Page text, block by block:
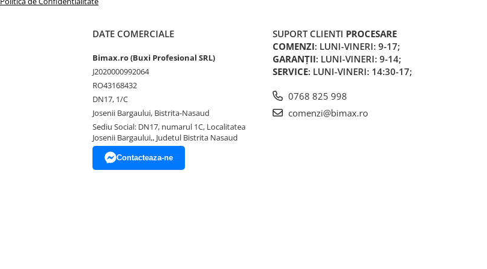
DATE COMERCIALE
Bimax.ro (Buxi Profesional SRL)
J2020000992064
RO43168432
DN17, 1/C
Josenii Bargaului, Bistrita-Nasaud
Sediu Social: DN17, numarul 1C, Localitatea
Josenii Bargaului,, Judetul Bistrita Nasaud
Contacteaza-ne
SUPORT CLIENTI PROCESARE
COMENZI: LUNI-VINERI: 9-17;
GARANȚII: LUNI-VINERI: 9-14;
SERVICE: LUNI-VINERI: 14:30-17;
0768 825 998
comenzi@bimax.ro